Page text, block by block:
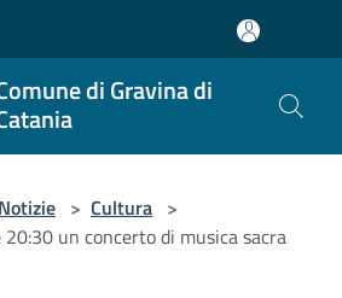
di Gravina di
Notizie > Cultura >
un concerto di musica sacra